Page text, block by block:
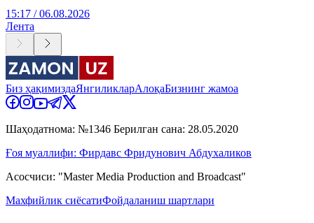
15:17 / 06.08.2026
Лента
Биз ҳақимиздаЯнгиликларАлоқаБизнинг жамоа
Шаҳодатнома: №1346 Берилган сана: 28.05.2020
Ғоя муаллифи: Фирдавс Фридунович Абдухаликов
Асосчиси: "Master Media Production and Broadcast"
Махфийлик сиёсатиФойдаланиш шартлари